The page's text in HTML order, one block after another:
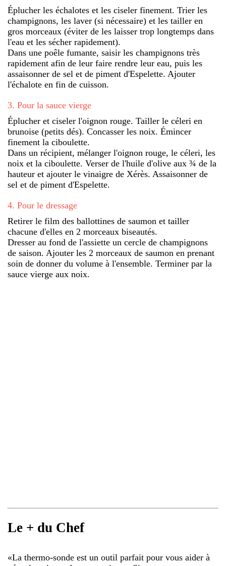
Éplucher les échalotes et les ciseler finement. Trier les
champignons, les laver (si nécessaire) et les tailler en
gros morceaux (éviter de les laisser trop longtemps dans
l'eau et les sécher rapidement).
Dans une poêle fumante, saisir les champignons très
rapidement afin de leur faire rendre leur eau, puis les
assaisonner de sel et de piment d'Espelette. Ajouter
l'échalote en fin de cuisson.
3. Pour la sauce vierge
Éplucher et ciseler l'oignon rouge. Tailler le céleri en
brunoise (petits dés). Concasser les noix. Émincer
finement la ciboulette.
Dans un récipient, mélanger l'oignon rouge, le céleri, les
noix et la ciboulette. Verser de l'huile d'olive aux ¾ de la
hauteur et ajouter le vinaigre de Xérès. Assaisonner de
sel et de piment d'Espelette.
4. Pour le dressage
Retirer le film des ballottines de saumon et tailler
chacune d'elles en 2 morceaux biseautés.
Dresser au fond de l'assiette un cercle de champignons
de saison. Ajouter les 2 morceaux de saumon en prenant
soin de donner du volume à l'ensemble. Terminer par la
sauce vierge aux noix.
Le + du Chef
«La thermo-sonde est un outil parfait pour vous aider à